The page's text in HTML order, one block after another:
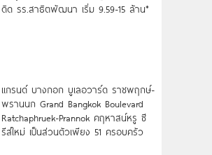
ดิด รร.สาธิตพัฒนา เริ่ม 9.59-15 ล้าน*
แกรนด์ บางกอก บูเลอวาร์ด ราชพฤกษ์-
พรานนก Grand Bangkok Boulevard
Ratchaphruek-Prannok คฤหาสน์หรู ซี
รีส์ใหม่ เป็นส่วนตัวเพียง 51 ครอบครัว